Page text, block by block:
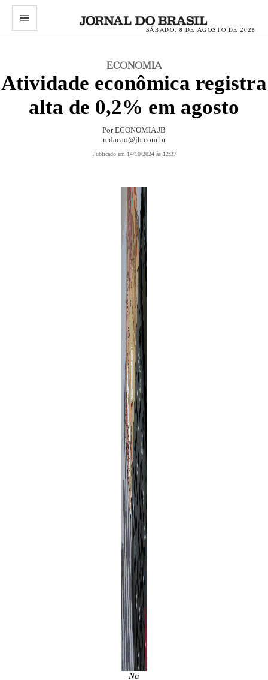
menu
SÁBADO, 8 DE AGOSTO DE 2026
ECONOMIA
Atividade econômica registra
alta de 0,2% em agosto
Por ECONOMIA JB
redacao@jb.com.br
Publicado em 14/10/2024 às 12:37
Na